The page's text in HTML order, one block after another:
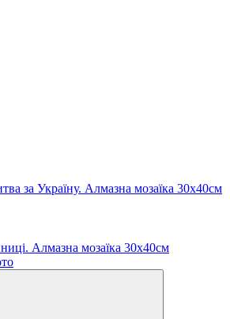
за Україну. Алмазна мозаїка 30х40см